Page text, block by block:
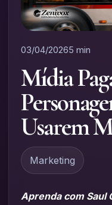
03/04/20265 min
Mídia
Usarem
Marketing
Aprenda com Saul